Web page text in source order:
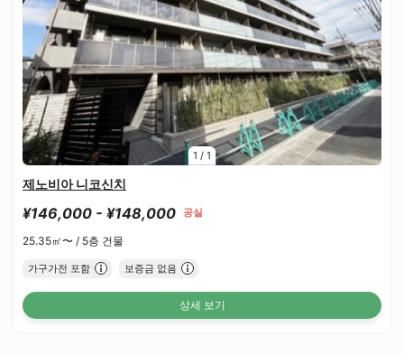
1 / 1
제노비아 니코신치
¥146,000 - ¥148,000 공실
25.35㎡〜 / 5층 건물
가구가전 포함 보증금 없음
상세 보기